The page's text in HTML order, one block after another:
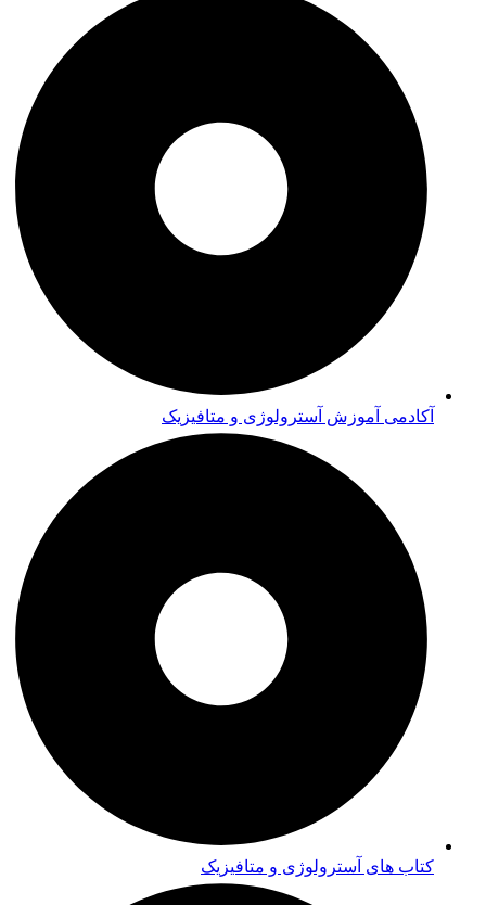
آکادمی آموزش آسترولوژی و متافیزیک
کتاب های آسترولوژی و متافیزیک